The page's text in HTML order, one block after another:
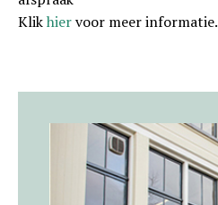
Klikhiervoor meer informatie.